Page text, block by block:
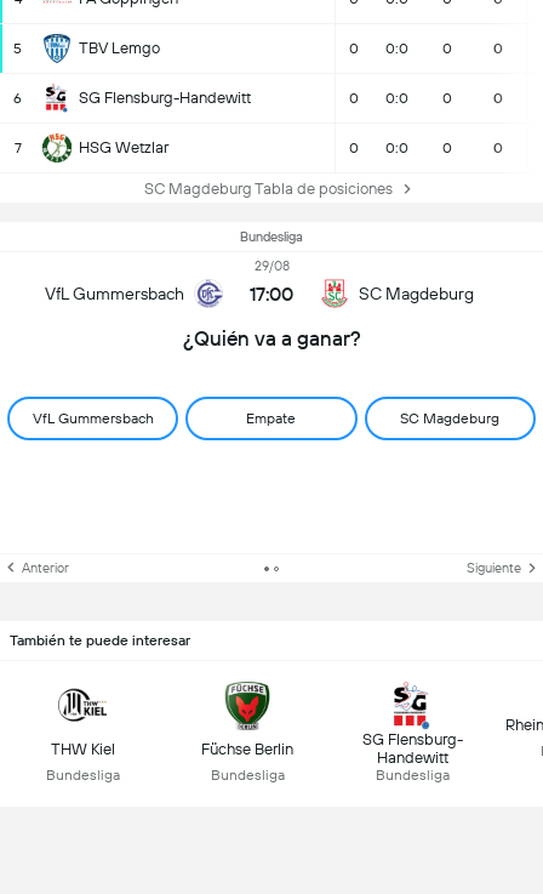
5 TBV Lemgo 0 0:0 0 0
6 SG Flensburg-Handewitt 0 0:0 0 0
7 HSG Wetzlar 0 0:0 0 0
SC Magdeburg Tabla de posiciones
Bundesliga
VfL Gummersbach
29/08
17:00 SC Magdeburg
¿Quién va a ganar?
VfL Gummersbach Empate SC Magdeburg
Anterior Siguiente
También te puede interesar
THW Kiel
Bundesliga
Füchse Berlin
Bundesliga
SG Flensburg-
Handewitt
Bundesliga